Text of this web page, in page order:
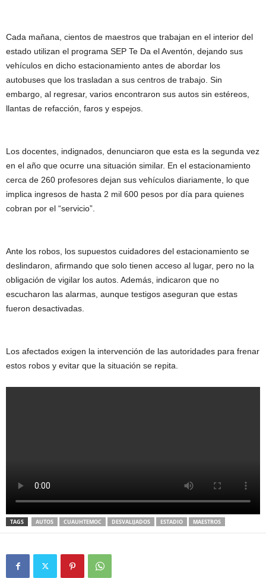
Cada mañana, cientos de maestros que trabajan en el interior del
estado utilizan el programa SEP Te Da el Aventón, dejando sus
vehículos en dicho estacionamiento antes de abordar los
autobuses que los trasladan a sus centros de trabajo. Sin
embargo, al regresar, varios encontraron sus autos sin estéreos,
llantas de refacción, faros y espejos.
Los docentes, indignados, denunciaron que esta es la segunda vez
en el año que ocurre una situación similar. En el estacionamiento
cerca de 260 profesores dejan sus vehículos diariamente, lo que
implica ingresos de hasta 2 mil 600 pesos por día para quienes
cobran por el “servicio”.
Ante los robos, los supuestos cuidadores del estacionamiento se
deslindaron, afirmando que solo tienen acceso al lugar, pero no la
obligación de vigilar los autos. Además, indicaron que no
escucharon las alarmas, aunque testigos aseguran que estas
fueron desactivadas.
Los afectados exigen la intervención de las autoridades para frenar
estos robos y evitar que la situación se repita.
TAGS AUTOS CUAUHTEMOC DESVALIJADOS ESTADIO MAESTROS